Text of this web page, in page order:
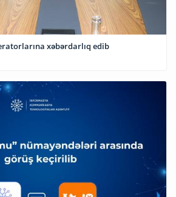
xəbərdarlıq edib